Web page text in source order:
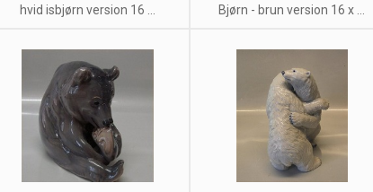
hvid isbjørn version 16 ...
Bjørn - brun version 16 x ...